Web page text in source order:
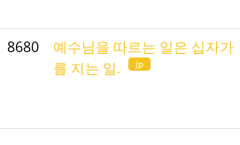
8680
예수님을 따르는 일은 십자가
를 지는 일.
jp